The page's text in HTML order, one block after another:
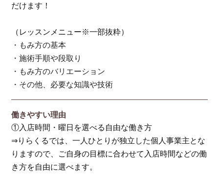
だけます！
（レッスンメニュー※一部抜粋）
・もみ方の基本
・施術手順や段取り
・もみ方のバリエーション
・その他、必要な知識や技術
働きやすい理由
①入店時間・曜日を選べる自由な働き方
⇒りらくるでは、一人ひとりが独立した個人事業主とな
りますので、ご自身の目標に合わせて入店時間などの働
き方を自由に選べます。